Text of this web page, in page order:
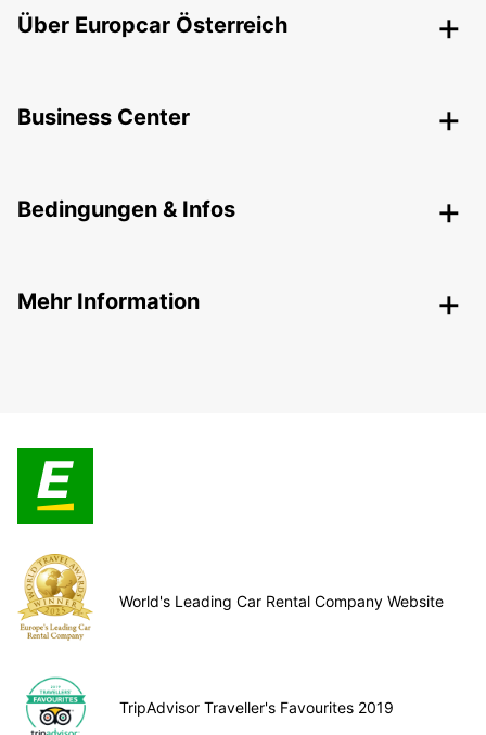
Über Europcar Österreich
Business Center
Bedingungen & Infos
Mehr Information
World's Leading Car Rental Company Website
TripAdvisor Traveller's Favourites 2019